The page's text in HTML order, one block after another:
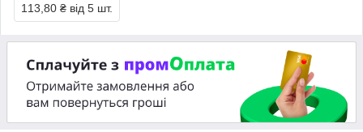
113,80 ₴ від 5 шт.